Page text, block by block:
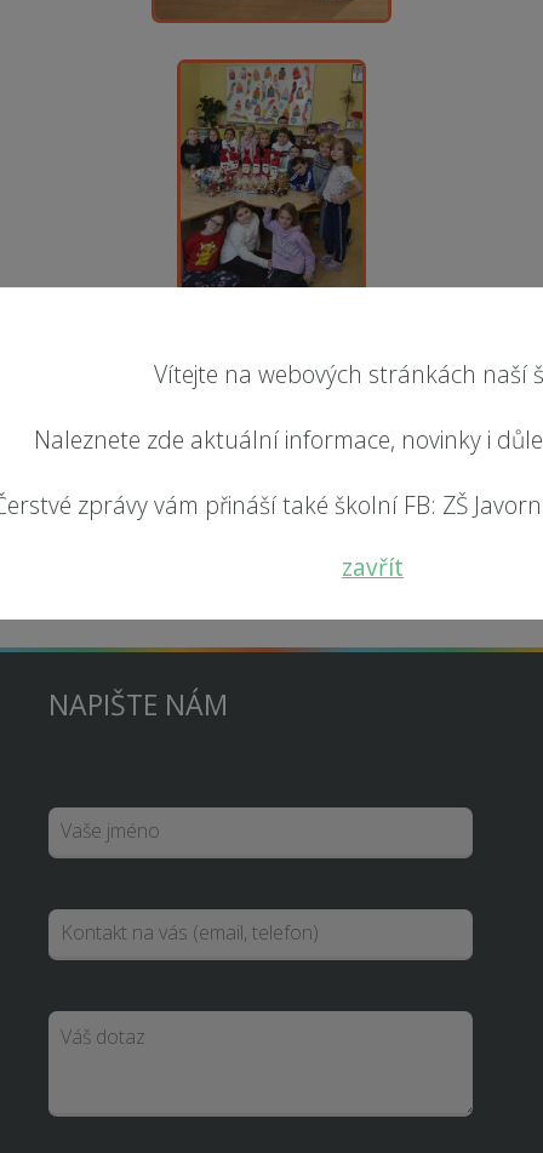
Vítejte na webových stránkách naší
Naleznete zde aktuální informace, novinky i
zprávy vám přináší také školní FB: ZŠ
zavřít
NAPIŠTE NÁM